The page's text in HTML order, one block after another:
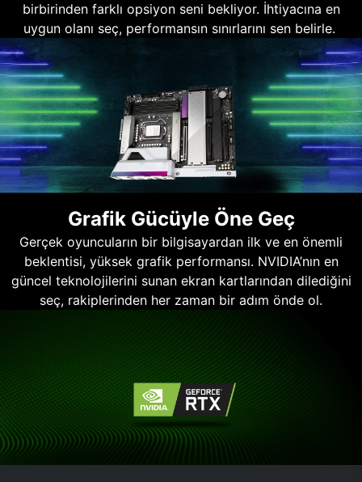
birbirinden farklı opsiyon seni bekliyor. İhtiyacına en
uygun olanı seç, performansın sınırlarını sen belirle.
Grafik Gücüyle Öne Geç
Gerçek oyuncuların bir bilgisayardan ilk ve en önemli
beklentisi, yüksek grafik performansı. NVIDIA’nın en
güncel teknolojilerini sunan ekran kartlarından dilediğini
seç, rakiplerinden her zaman bir adım önde ol.